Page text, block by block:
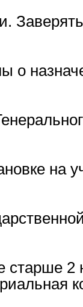
о
на
2